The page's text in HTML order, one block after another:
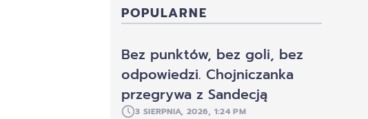
POPULARNE
Bez punktów, bez goli, bez
odpowiedzi. Chojniczanka
przegrywa z Sandecją
3 SIERPNIA, 2026, 1:24 PM